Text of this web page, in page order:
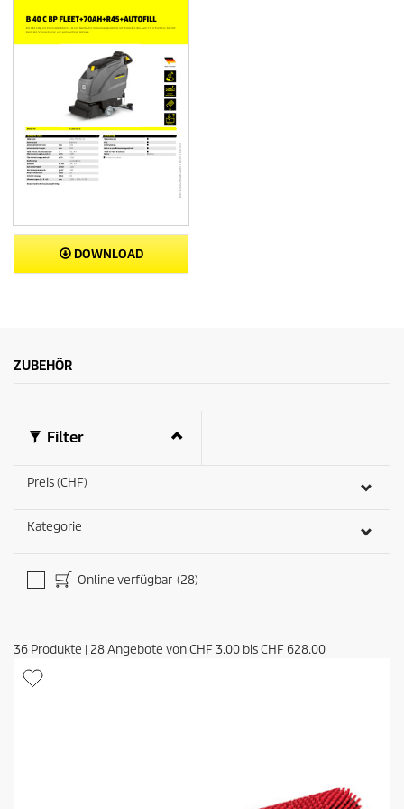
DOWNLOAD
ZUBEHÖR
Filter
Preis (CHF)
Kategorie
Online verfügbar (28)
36 Produkte | 28Angebote vonCHF 3.00 bisCHF 628.00